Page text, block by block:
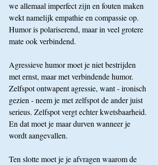
we allemaal imperfect zijn en fouten maken
wekt namelijk empathie en compassie op.
Humor is polariserend, maar in veel grotere
mate ook verbindend.
Agressieve humor moet je niet bestrijden
met ernst, maar met verbindende humor.
Zelfspot ontwapent agressie, want - ironisch
gezien - neem je met zelfspot de ander juist
serieus. Zelfspot vergt echter kwetsbaarheid.
En dat moet je maar durven wanneer je
wordt aangevallen.
Ten slotte moet je je afvragen waarom de